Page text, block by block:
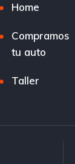
Home
Compramos
tu auto
Taller